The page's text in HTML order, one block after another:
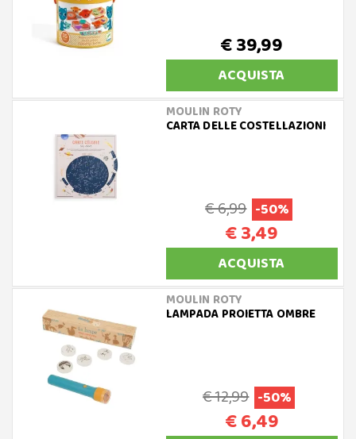
€ 39,99
ACQUISTA
MOULIN ROTY
CARTA DELLE COSTELLAZIONI
€ 6,99 -50%
€ 3,49
ACQUISTA
MOULIN ROTY
LAMPADA PROIETTA OMBRE
€ 12,99 -50%
€ 6,49